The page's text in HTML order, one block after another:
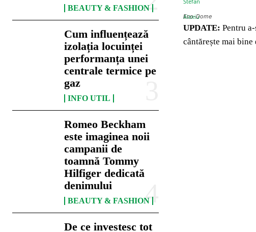
BEAUTY & FASHION
Cum influențează
izolația locuinței
performanța unei
centrale termice pe
gaz
INFO UTIL
Romeo Beckham
este imaginea noii
campanii de
toamnă Tommy
Hilfiger dedicată
denimului
BEAUTY & FASHION
De ce investesc tot
Eco-Dome
UPDATE: Pentru
cântărește mai